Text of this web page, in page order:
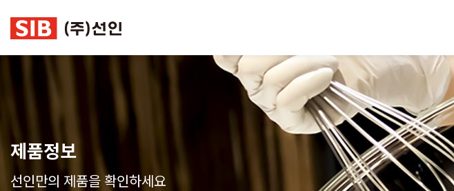
제품정보
선인만의 제품을 확인하세요